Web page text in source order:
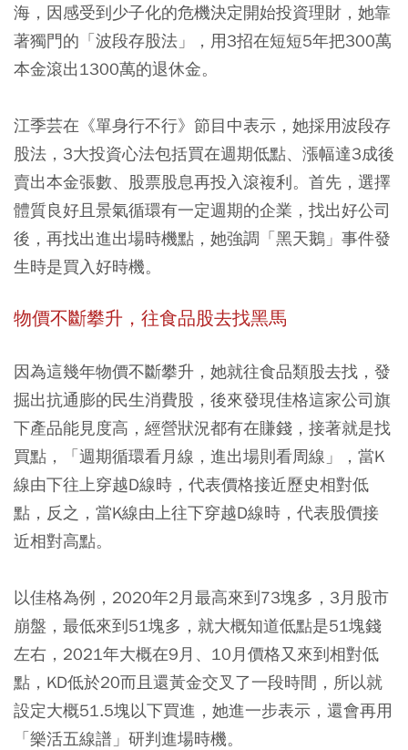
海，因感受到少子化的危機決定開始投資理財，她靠
著獨門的「波段存股法」，用3招在短短5年把300萬
本金滾出1300萬的退休金。
江季芸在《單身行不行》節目中表示，她採用波段存
股法，3大投資心法包括買在週期低點、漲幅達3成後
賣出本金張數、股票股息再投入滾複利。首先，選擇
體質良好且景氣循環有一定週期的企業，找出好公司
後，再找出進出場時機點，她強調「黑天鵝」事件發
生時是買入好時機。
物價不斷攀升，往食品股去找黑馬
因為這幾年物價不斷攀升，她就往食品類股去找，發
掘出抗通膨的民生消費股，後來發現佳格這家公司旗
下產品能見度高，經營狀況都有在賺錢，接著就是找
買點，「週期循環看月線，進出場則看周線」，當K
線由下往上穿越D線時，代表價格接近歷史相對低
點，反之，當K線由上往下穿越D線時，代表股價接
近相對高點。
以佳格為例，2020年2月最高來到73塊多，3月股市
崩盤，最低來到51塊多，就大概知道低點是51塊錢
左右，2021年大概在9月、10月價格又來到相對低
點，KD低於20而且還黃金交叉了一段時間，所以就
設定大概51.5塊以下買進，她進一步表示，還會再用
「樂活五線譜」研判進場時機。